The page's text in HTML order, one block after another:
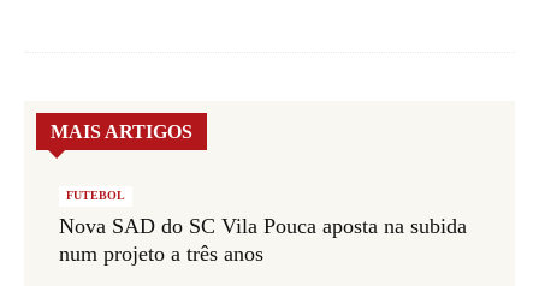
MAIS ARTIGOS
FUTEBOL
Nova SAD do SC Vila Pouca aposta na subida
num projeto a três anos